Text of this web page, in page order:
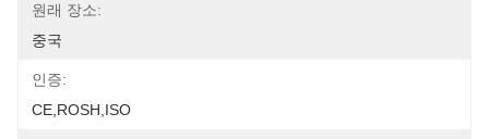
원래 장소:
중국
인증:
CE,ROSH,ISO